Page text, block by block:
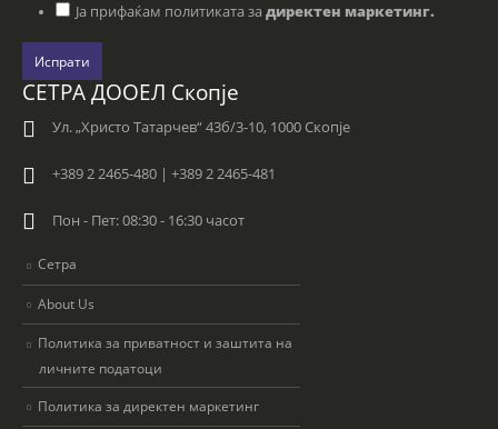
Ја прифаќам политиката за директен маркетинг.
Испрати
СЕТРА ДООЕЛ Скопје
Ул. „Христо Татарчев“ 43б/3-10, 1000 Скопје
+389 2 2465-480 | +389 2 2465-481
Пон - Пет: 08:30 - 16:30 часот
Сетра
About Us
Политика за приватност и заштита на
личните податоци
Политика за директен маркетинг